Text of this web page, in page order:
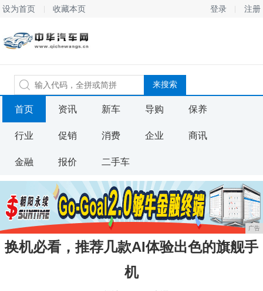
设为首页 收藏本页 登录 注册
首页 资讯 新车 导购 保养
行业 促销 消费 企业 商讯
金融 报价 二手车
广告
换机必看，推荐几款AI体验出色的旗舰手
机